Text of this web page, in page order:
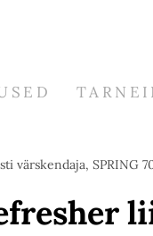
värskendaja, SPRING